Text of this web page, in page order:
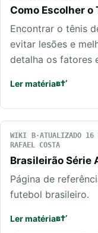
Como Escolher o
Encontrar o tênis
evitar lesões e
detalha os fatores
Ler matéria
WIKI ATUALIZADO
RAFAEL COSTA
Brasileirão Série
Página de
futebol brasileiro.
Ler matéria